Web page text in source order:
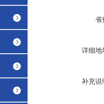
省
详细地
补充说